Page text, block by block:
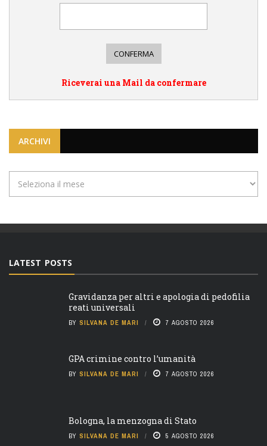
Riceverai una Mail da confermare
ARCHIVI
LATEST POSTS
Gravidanza per altri e apologia di pedofilia
reati universali
BY SILVANA DE MARI 7 AGOSTO 2026
GPA crimine contro l’umanità
BY SILVANA DE MARI 7 AGOSTO 2026
Bologna, la menzogna di Stato
BY SILVANA DE MARI 5 AGOSTO 2026